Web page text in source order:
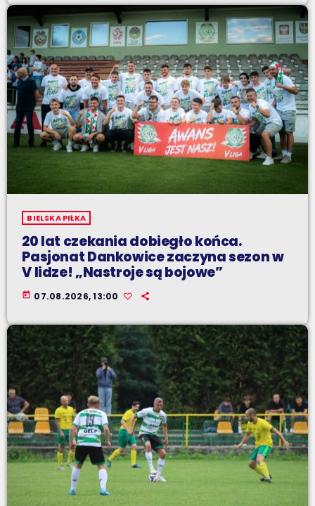
BIELSKA PIŁKA
20 lat czekania dobiegło końca.
Pasjonat Dankowice zaczyna sezon w
V lidze! „Nastroje są bojowe”
today 07.08.2026, 13:00